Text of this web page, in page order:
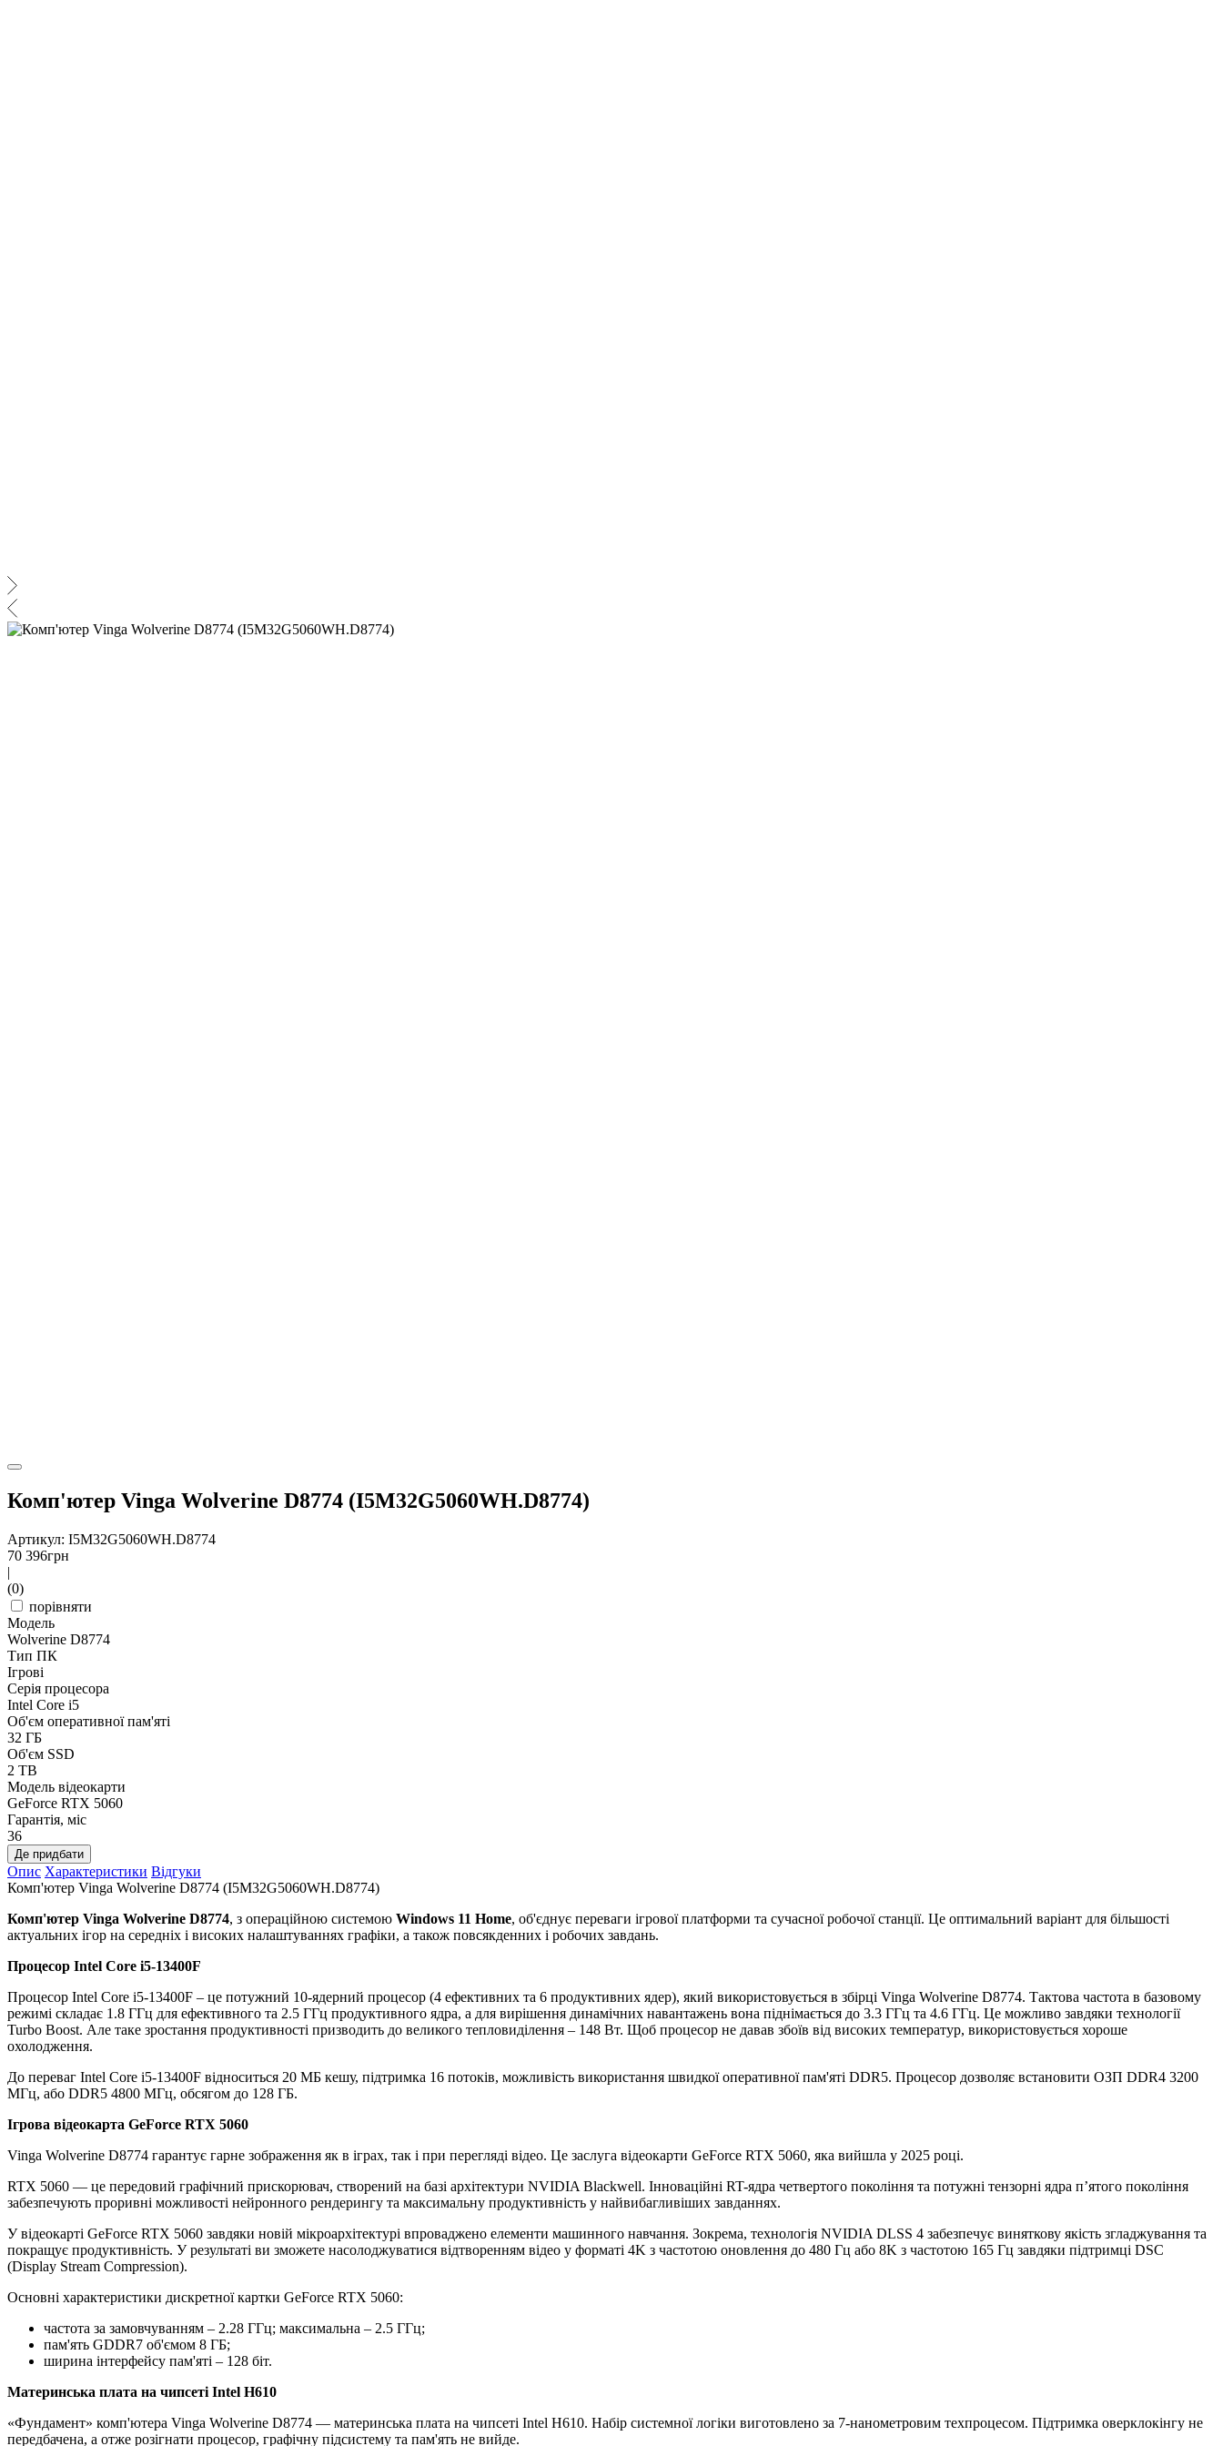
Комп'ютер Vinga Wolverine D8774 (I5M32G5060WH.D8774)
Артикул: I5M32G5060WH.D8774
70 396грн
|
(0)
порівняти
Модель
Wolverine D8774
Тип ПК
Ігрові
Серія процесора
Intel Core i5
Об'єм оперативної пам'яті
32 ГБ
Об'єм SSD
2 TB
Модель відеокарти
GeForce RTX 5060
Гарантія, міс
36
Де придбати
Опис Характеристики Відгуки
Комп'ютер Vinga Wolverine D8774 (I5M32G5060WH.D8774)
Комп'ютер Vinga Wolverine D8774, з операційною системою Windows 11 Home, об'єднує переваги ігрової платформи та сучасної робочої станції. Це оптимальний варіант для більшості
актуальних ігор на середніх і високих налаштуваннях графіки, а також повсякденних і робочих завдань.
Процесор Intel Core i5-13400F
Процесор Intel Core i5-13400F – це потужний 10-ядерний процесор (4 ефективних та 6 продуктивних ядер), який використовується в збірці Vinga Wolverine D8774. Тактова частота в базовому
режимі складає 1.8 ГГц для ефективного та 2.5 ГГц продуктивного ядра, а для вирішення динамічних навантажень вона піднімається до 3.3 ГГц та 4.6 ГГц. Це можливо завдяки технології
Turbo Boost. Але таке зростання продуктивності призводить до великого тепловиділення – 148 Вт. Щоб процесор не давав збоїв від високих температур, використовується хороше
охолодження.
До переваг Intel Core i5-13400F відноситься 20 МБ кешу, підтримка 16 потоків, можливість використання швидкої оперативної пам'яті DDR5. Процесор дозволяє встановити ОЗП DDR4 3200
МГц, або DDR5 4800 МГц, обсягом до 128 ГБ.
Ігрова відеокарта GeForce RTX 5060
Vinga Wolverine D8774 гарантує гарне зображення як в іграх, так і при перегляді відео. Це заслуга відеокарти GeForce RTX 5060, яка вийшла у 2025 році.
RTX 5060 — це передовий графічний прискорювач, створений на базі архітектури NVIDIA Blackwell. Інноваційні RT-ядра четвертого покоління та потужні тензорні ядра п’ятого покоління
забезпечують проривні можливості нейронного рендерингу та максимальну продуктивність у найвибагливіших завданнях.
У відеокарті GeForce RTX 5060 завдяки новій мікроархітектурі впроваджено елементи машинного навчання. Зокрема, технологія NVIDIA DLSS 4 забезпечує виняткову якість згладжування та
покращує продуктивність. У результаті ви зможете насолоджуватися відтворенням відео у форматі 4K з частотою оновлення до 480 Гц або 8K з частотою 165 Гц завдяки підтримці DSC
(Display Stream Compression).
Основні характеристики дискретної картки GeForce RTX 5060:
частота за замовчуванням – 2.28 ГГц; максимальна – 2.5 ГГц;
пам'ять GDDR7 об'ємом 8 ГБ;
ширина інтерфейсу пам'яті – 128 біт.
Материнська плата на чипсеті Intel H610
«Фундамент» комп'ютера Vinga Wolverine D8774 — материнська плата на чипсеті Intel H610. Набір системної логіки виготовлено за 7-нанометровим техпроцесом. Підтримка оверклокінгу не
передбачена, а отже розігнати процесор, графічну підсистему та пам'ять не вийде.